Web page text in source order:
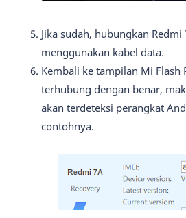
Jika sudah, hubungkan Redmi
menggunakan kabel data.
Kembali ke tampilan Mi Flash
terhubung dengan benar,
akan terdeteksi perangkat
contohnya.